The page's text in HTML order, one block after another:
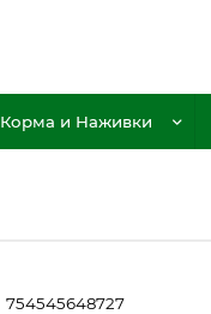
Корма и Наживки
754545648727